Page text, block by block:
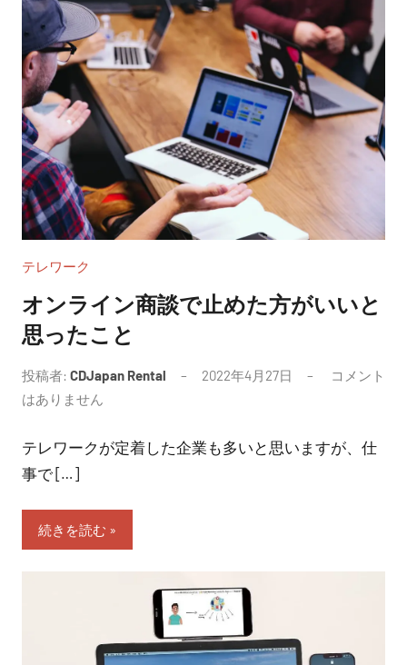
テレワーク
オンライン商談で止めた方がいいと
思ったこと
投稿者: CDJapan Rental 2022年4月27日
コメント
はありません
テレワークが定着した企業も多いと思いますが、仕
事で […]
続きを読む